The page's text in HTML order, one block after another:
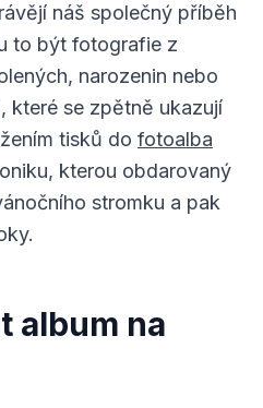
náš společný příběh
to být fotografie z
narozenin nebo
které se zpětně ukazují
tisků do fotoalba
kterou obdarovaný
stromku a pak
album na